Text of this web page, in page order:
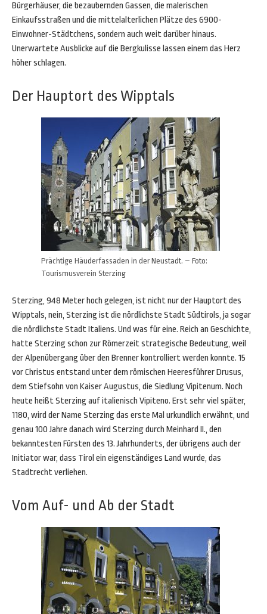
Bürgerhäuser, die bezaubernden Gassen, die malerischen
Einkaufsstraßen und die mittelalterlichen Plätze des 6900-
Einwohner-Städtchens, sondern auch weit darüber hinaus.
Unerwartete Ausblicke auf die Bergkulisse lassen einem das Herz
höher schlagen.
Der Hauptort des Wipptals
Prächtige Häuderfassaden in der Neustadt. – Foto:
Tourismusverein Sterzing
Sterzing, 948 Meter hoch gelegen, ist nicht nur der Hauptort des
Wipptals, nein, Sterzing ist die nördlichste Stadt Südtirols, ja sogar
die nördlichste Stadt Italiens. Und was für eine. Reich an Geschichte,
hatte Sterzing schon zur Römerzeit strategische Bedeutung, weil
der Alpenübergang über den Brenner kontrolliert werden konnte. 15
vor Christus entstand unter dem römischen Heeresführer Drusus,
dem Stiefsohn von Kaiser Augustus, die Siedlung Vipitenum. Noch
heute heißt Sterzing auf italienisch Vipiteno. Erst sehr viel später,
1180, wird der Name Sterzing das erste Mal urkundlich erwähnt, und
genau 100 Jahre danach wird Sterzing durch Meinhard II., den
bekanntesten Fürsten des 13. Jahrhunderts, der übrigens auch der
Initiator war, dass Tirol ein eigenständiges Land wurde, das
Stadtrecht verliehen.
Vom Auf- und Ab der Stadt